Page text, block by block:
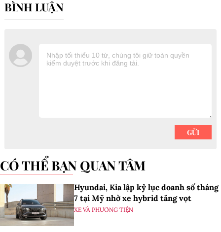
CÓ THỂ BẠN QUAN TÂM
Hyundai, Kia lập kỷ lục doanh số tháng
7 tại Mỹ nhờ xe hybrid tăng vọt
XE VÀ PHƯƠNG TIỆN